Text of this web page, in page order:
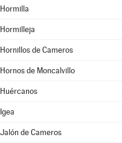
Hormilla
Hormilleja
Hornillos de Cameros
Hornos de Moncalvillo
Huércanos
Igea
Jalón de Cameros